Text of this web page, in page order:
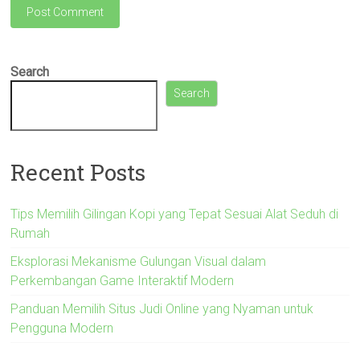
Search
Search
Recent Posts
Tips Memilih Gilingan Kopi yang Tepat Sesuai Alat Seduh di
Rumah
Eksplorasi Mekanisme Gulungan Visual dalam
Perkembangan Game Interaktif Modern
Panduan Memilih Situs Judi Online yang Nyaman untuk
Pengguna Modern